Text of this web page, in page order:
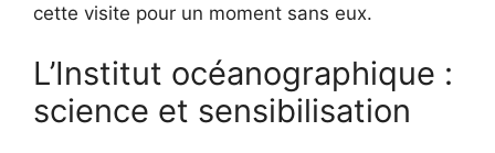
cette visite pour un moment sans eux.
L’Institut océanographique :
science et sensibilisation